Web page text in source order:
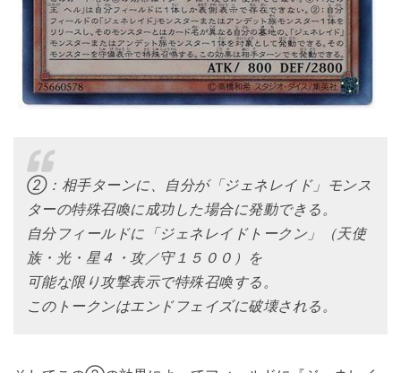
②：相手ターンに、自分が「ジェネレイド」モンス
ターの特殊召喚に成功した場合に発動できる。
自分フィールドに「ジェネレイドトークン」（天使
族・光・星４・攻／守１５００）を
可能な限り攻撃表示で特殊召喚する。
このトークンはエンドフェイズに破壊される。